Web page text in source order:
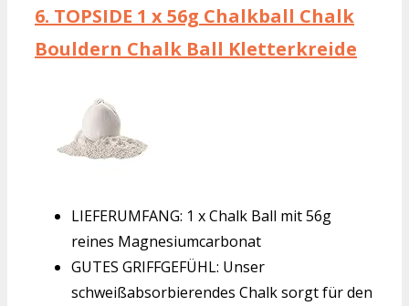
6. TOPSIDE 1 x 56g Chalkball Chalk
Bouldern Chalk Ball Kletterkreide
LIEFERUMFANG: 1 x Chalk Ball mit 56g
reines Magnesiumcarbonat
GUTES GRIFFGEFÜHL: Unser
schweißabsorbierendes Chalk sorgt für den